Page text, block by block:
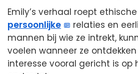
Emily’s verhaal roept
persoonlijke
relaties en
mannen bij wie ze intrekt,
voelen wanneer ze
interesse vooral gericht is op